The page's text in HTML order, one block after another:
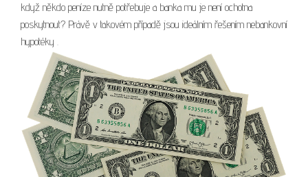
když někdo peníze nutně potřebuje a banka mu je není ochotna
poskytnout? Právě v takovém případě jsou ideálním řešením nebankovní
hypotéky .